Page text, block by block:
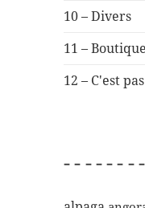
10 – Divers
11 – Boutique
12 – C'est
– – – – – – – –